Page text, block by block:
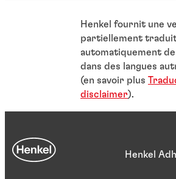
Henkel fournit une
partiellement
automatiquement
dans des langues
(en savoir plus
disclaimer).
Henkel